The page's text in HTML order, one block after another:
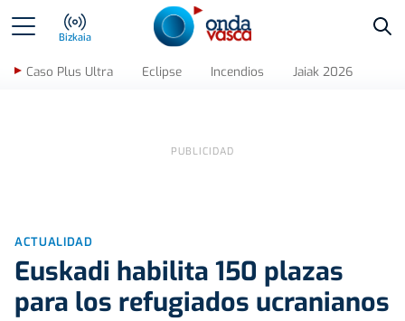
Bizkaia
Caso Plus Ultra Eclipse Incendios Jaiak 2026
ACTUALIDAD
Euskadi habilita 150 plazas
para los refugiados ucranianos